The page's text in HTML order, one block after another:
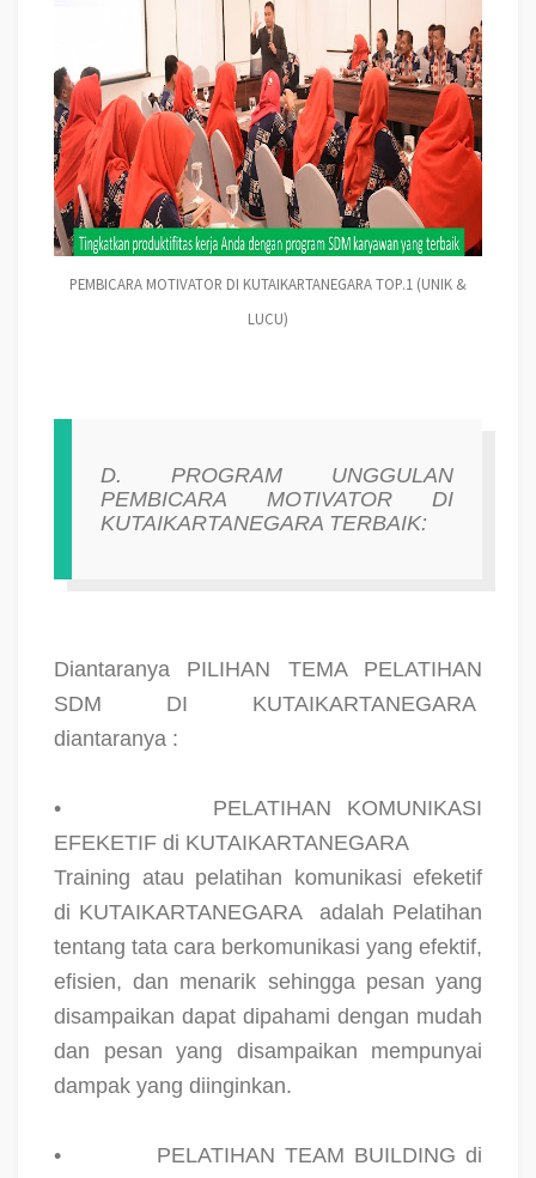
PEMBICARA MOTIVATOR DI KUTAIKARTANEGARA TOP.1 (UNIK &
LUCU)
D. PROGRAM UNGGULAN
PEMBICARA MOTIVATOR DI
KUTAIKARTANEGARA TERBAIK:
Diantaranya PILIHAN TEMA PELATIHAN
SDM DI KUTAIKARTANEGARA
diantaranya :
•
PELATIHAN KOMUNIKASI
EFEKETIF di KUTAIKARTANEGARA
Training atau pelatihan komunikasi efeketif
di KUTAIKARTANEGARA
adalah Pelatihan
tentang tata cara berkomunikasi yang efektif,
efisien, dan menarik sehingga pesan yang
disampaikan dapat dipahami dengan mudah
dan pesan yang disampaikan mempunyai
dampak yang diinginkan.
• PELATIHAN TEAM BUILDING di